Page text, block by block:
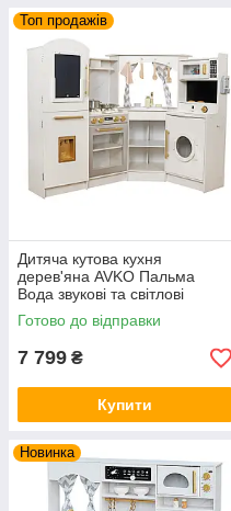
Топ продажів
Дитяча кутова кухня
дерев'яна AVKO Пальма
Вода звукові та світлові
ефекти + аксесуари
Готово до відправки
7 799 ₴
Купити
Новинка